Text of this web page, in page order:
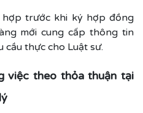
trước khi ký hợp đồng
mới cung cấp thông tin
cầu thực cho Luật sư.
việc theo thỏa thuận tại